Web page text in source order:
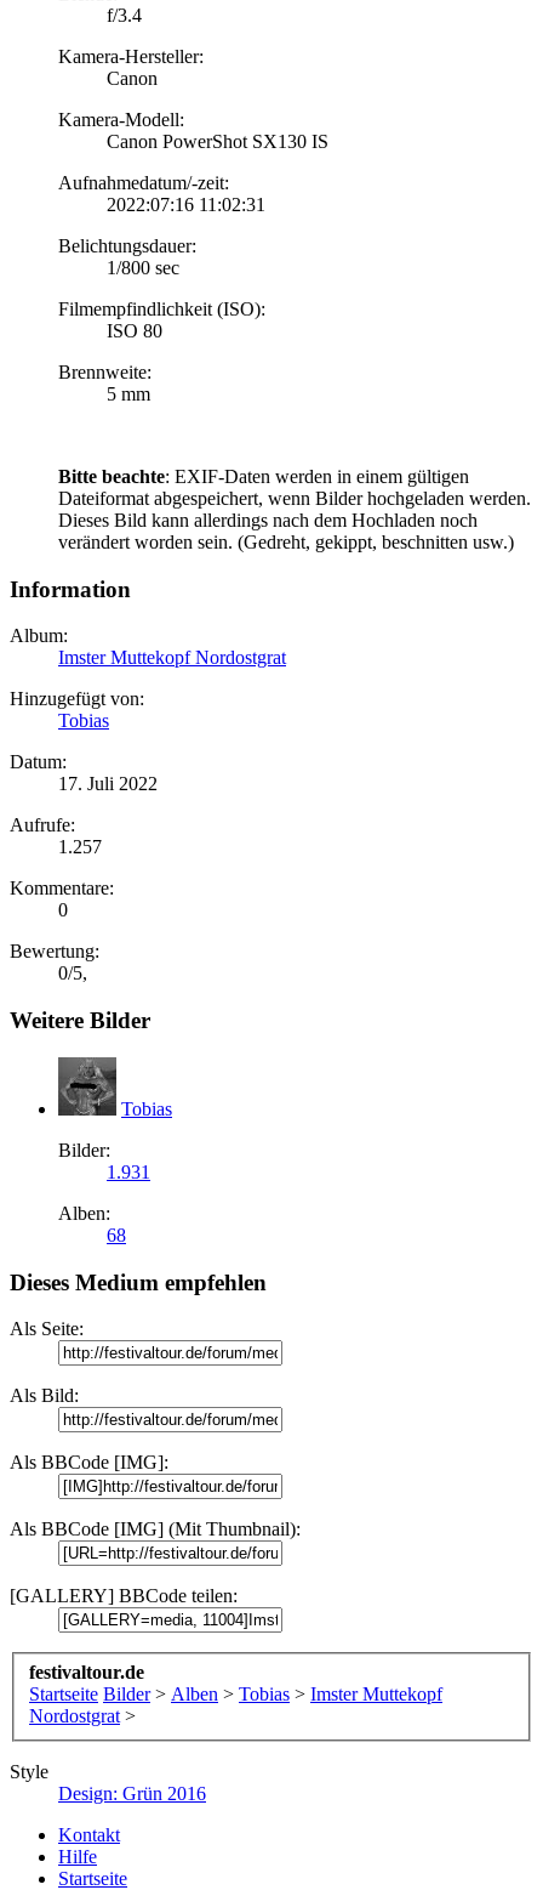
f/3.4
Kamera-Hersteller:
Canon
Kamera-Modell:
Canon PowerShot SX130 IS
Aufnahmedatum/-zeit:
2022:07:16 11:02:31
Belichtungsdauer:
1/800 sec
Filmempfindlichkeit (ISO):
ISO 80
Brennweite:
5 mm
Bitte beachte: EXIF-Daten werden in einem gültigen
Dateiformat abgespeichert, wenn Bilder hochgeladen werden.
Dieses Bild kann allerdings nach dem Hochladen noch
verändert worden sein. (Gedreht, gekippt, beschnitten usw.)
Information
Album:
Imster Muttekopf Nordostgrat
Hinzugefügt von:
Tobias
Datum:
17. Juli 2022
Aufrufe:
1.257
Kommentare:
0
Bewertung:
0/5,
Weitere Bilder
Tobias
Bilder:
1.931
Alben:
68
Dieses Medium empfehlen
Als Seite:
Als Bild:
Als BBCode [IMG]:
Als BBCode [IMG] (Mit Thumbnail):
[GALLERY] BBCode teilen:
festivaltour.de
Startseite Bilder > Alben > Tobias > Imster Muttekopf
Nordostgrat >
Style
Design: Grün 2016
Kontakt
Hilfe
Startseite